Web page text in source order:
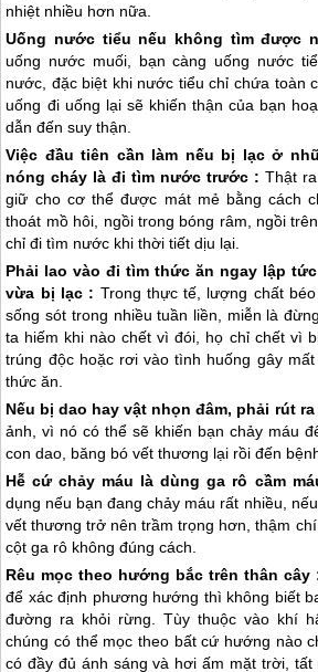
nhiệt nhiều hơn nữa.
Uống nước tiểu nếu không tìm được
uống nước muối, bạn càng uống nước
nước, đặc biệt khi nước tiểu chỉ chứa toàn
uống đi uống lại sẽ khiến thận của bạn
dẫn đến suy thận.
Việc đầu tiên cần làm nếu bị lạc ở
nóng cháy là đi tìm nước trước : Thật
giữ cho cơ thể được mát mẻ bằng cách
thoát mồ hôi, ngồi trong bóng râm, ngồi
chỉ đi tìm nước khi thời tiết dịu lại.
Phải lao vào đi tìm thức ăn ngay lập
vừa bị lạc : Trong thực tế, lượng chất
sống sót trong nhiều tuần liền, miễn là
ta hiếm khi nào chết vì đói, họ chỉ chết vì
trúng độc hoặc rơi vào tình huống gây
thức ăn.
Nếu bị dao hay vật nhọn đâm, phải rút
ảnh, vì nó có thể sẽ khiến bạn chảy máu
con dao, băng bó vết thương lại rồi đến
Hễ cứ chảy máu là dùng ga rô cầm
dụng nếu bạn đang chảy máu rất nhiều,
vết thương trở nên trầm trọng hơn, thậm
cột ga rô không đúng cách.
Rêu mọc theo hướng bắc trên thân cây
để xác định phương hướng thì không biết
đường ra khỏi rừng. Tùy thuộc vào khí
chúng có thể mọc theo bất cứ hướng nào
có đầy đủ ánh sáng và hơi ấm mặt trời, tất